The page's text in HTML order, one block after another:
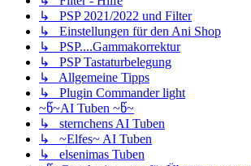
↳ PSP 2021/2022 und Filter
↳ Einstellungen für den Ani Shop
↳ PSP....Gammakorrektur
↳ PSP Tastaturbelegung
↳ Allgemeine Tipps
↳ Plugin Commander light
~წ~AI Tuben ~წ~
↳ sternchens AI Tuben
↳ ~Elfes~ AI Tuben
↳ elsenimas Tuben